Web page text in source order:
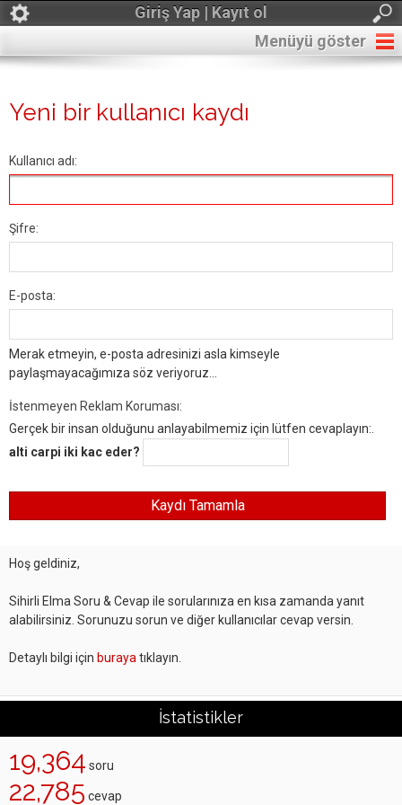
Giriş Yap | Kayıt ol
Menüyü göster
Yeni bir kullanıcı kaydı
Kullanıcı adı:
Şifre:
E-posta:
Merak etmeyin, e-posta adresinizi asla kimseyle
paylaşmayacağımıza söz veriyoruz...
İstenmeyen Reklam Koruması:
Gerçek bir insan olduğunu anlayabilmemiz için lütfen cevaplayın:.
alti carpi iki kac eder?
Hoş geldiniz,
Sihirli Elma Soru & Cevap ile sorularınıza en kısa zamanda yanıt
alabilirsiniz. Sorunuzu sorun ve diğer kullanıcılar cevap versin.
Detaylı bilgi için buraya tıklayın.
İstatistikler
19,364 soru
22,785 cevap